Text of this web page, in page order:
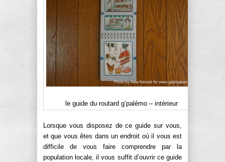
le guide du routard g’palémo – intérieur
Lorsque vous disposez de ce guide sur vous,
et que vous êtes dans un endroit où il vous est
difficile de vous faire comprendre par la
population locale, il vous suffit d’ouvrir ce guide